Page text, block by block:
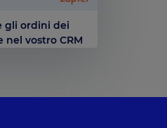
gli ordini dei
nel vostro CRM